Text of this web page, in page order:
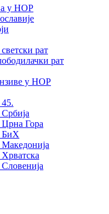
у НОР
рат
рат
у НОР
Гора
БиХ